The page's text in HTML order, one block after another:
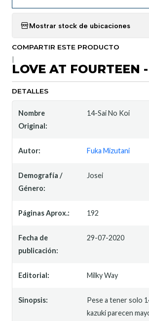
Mostrar stock de ubicaciones
COMPARTIR ESTE PRODUCTO
LOVE AT FOURTEEN
DETALLES
Nombre
Original:
14-Sai No Koi
Autor: Fuka Mizutani
Demografía /
Género:
Josei
Páginas Aprox.: 192
Fecha de
publicación:
29-07-2020
Editorial: Milky Way
Sinopsis:
Pese a tener solo
kazuki parecen